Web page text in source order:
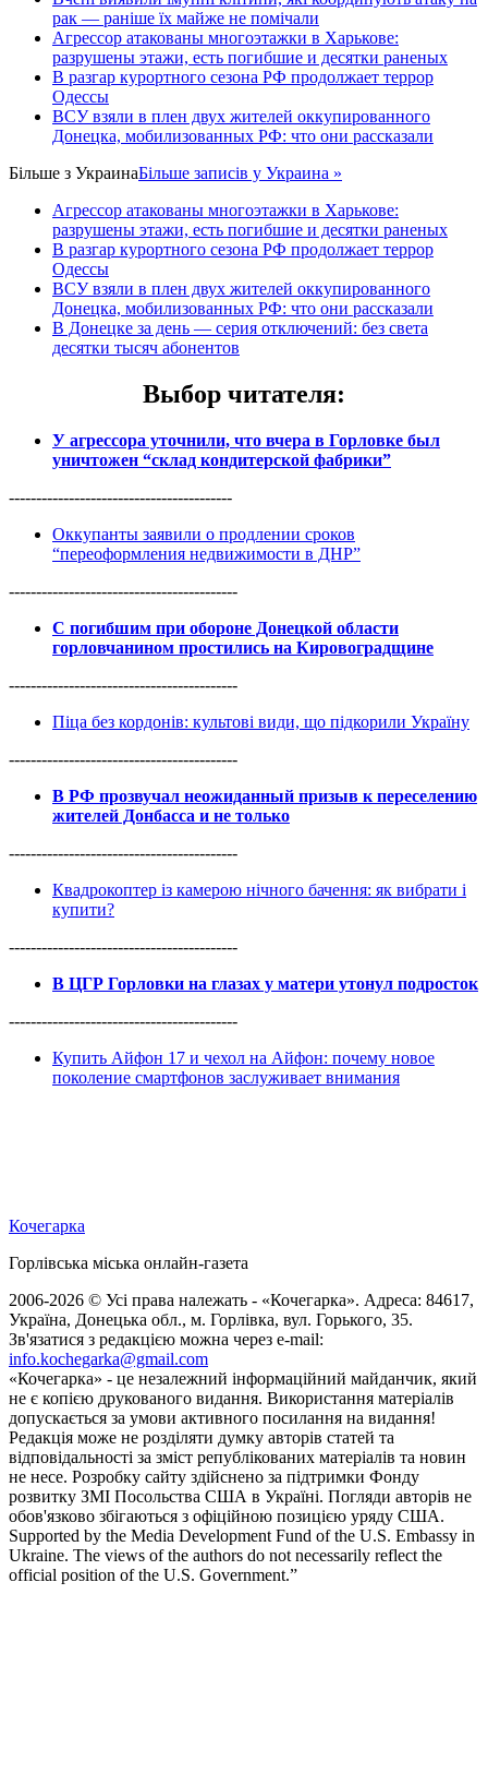
рак — раніше їх майже не помічали
Агрессор атакованы многоэтажки в Харькове:
разрушены этажи, есть погибшие и десятки раненых
В разгар курортного сезона РФ продолжает террор
Одессы
ВСУ взяли в плен двух жителей оккупированного
Донецка, мобилизованных РФ: что они рассказали
Більше з УкраинаБільше записів у Украина »
Агрессор атакованы многоэтажки в Харькове:
разрушены этажи, есть погибшие и десятки раненых
В разгар курортного сезона РФ продолжает террор
Одессы
ВСУ взяли в плен двух жителей оккупированного
Донецка, мобилизованных РФ: что они рассказали
В Донецке за день — серия отключений: без света
десятки тысяч абонентов
Выбор читателя:
У агрессора уточнили, что вчера в Горловке был
уничтожен “склад кондитерской фабрики”
-----------------------------------------
Оккупанты заявили о продлении сроков
“переоформления недвижимости в ДНР”
------------------------------------------
С погибшим при обороне Донецкой области
горловчанином простились на Кировоградщине
------------------------------------------
Піца без кордонів: культові види, що підкорили Україну
------------------------------------------
В РФ прозвучал неожиданный призыв к переселению
жителей Донбасса и не только
------------------------------------------
Квадрокоптер із камерою нічного бачення: як вибрати і
купити?
------------------------------------------
В ЦГР Горловки на глазах у матери утонул подросток
------------------------------------------
Купить Айфон 17 и чехол на Айфон: почему новое
поколение смартфонов заслуживает внимания
Кочегарка
Горлівська міська онлайн-газета
2006-2026 © Усі права належать - «Кочегарка». Адреса: 84617,
Україна, Донецька обл., м. Горлівка, вул. Горького, 35.
Зв'язатися з редакцією можна через e-mail:
info.kochegarka@gmail.com
«Кочегарка» - це незалежний інформаційний майданчик, який
не є копією друкованого видання. Використання матеріалів
допускається за умови активного посилання на видання!
Редакція може не розділяти думку авторів статей та
відповідальності за зміст републікованих матеріалів та новин
не несе. Розробку сайту здійснено за підтримки Фонду
розвитку ЗМІ Посольства США в Україні. Погляди авторів не
обов'язково збігаються з офіційною позицією уряду США.
Supported by the Media Development Fund of the U.S. Embassy in
Ukraine. The views of the authors do not necessarily reflect the
official position of the U.S. Government.”